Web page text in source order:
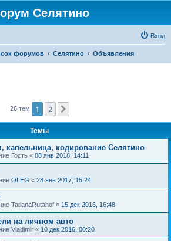
Селятино
Вход
форумов Селятино Объявления
26 тем 1 2
Темы
капельница, кодирование Селятино
Гость « 08 янв 2018, 14:11
OLEG « 28 янв 2017, 15:24
TatianaRutahof « 15 дек 2016, 16:48
на личном авто
Vladimir « 10 дек 2016, 00:20